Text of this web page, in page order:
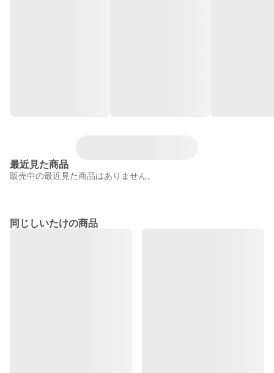
最近見た商品
販売中の最近見た商品はありません。
同じしいたけの商品